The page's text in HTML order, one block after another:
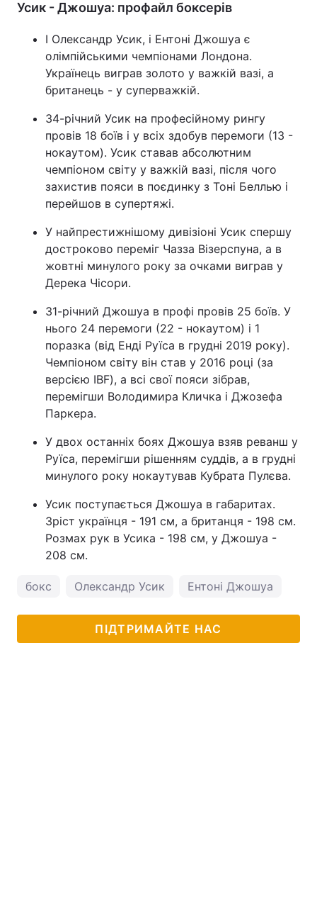
Усик - Джошуа: профайл боксерів
І Олександр Усик, і Ентоні Джошуа є
олімпійськими чемпіонами Лондона.
Українець виграв золото у важкій вазі, а
британець - у суперважкій.
34-річний Усик на професійному рингу
провів 18 боїв і у всіх здобув перемоги (13 -
нокаутом). Усик ставав абсолютним
чемпіоном світу у важкій вазі, після чого
захистив пояси в поєдинку з Тоні Беллью і
перейшов в супертяжі.
У найпрестижнішому дивізіоні Усик спершу
достроково переміг Чазза Візерспуна, а в
жовтні минулого року за очками виграв у
Дерека Чісори.
31-річний Джошуа в профі провів 25 боїв. У
нього 24 перемоги (22 - нокаутом) і 1
поразка (від Енді Руїса в грудні 2019 року).
Чемпіоном світу він став у 2016 році (за
версією IBF), а всі свої пояси зібрав,
перемігши Володимира Кличка і Джозефа
Паркера.
У двох останніх боях Джошуа взяв реванш у
Руїса, перемігши рішенням суддів, а в грудні
минулого року нокаутував Кубрата Пулєва.
Усик поступається Джошуа в габаритах.
Зріст українця - 191 см, а британця - 198 см.
Розмах рук в Усика - 198 см, у Джошуа -
208 см.
бокс Олександр Усик Ентоні Джошуа
ПІДТРИМАЙТЕ НАС